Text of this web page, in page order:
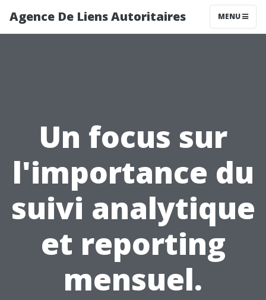
Agence De Liens Autoritaires MENU
Un focus sur
l'importance du
suivi analytique
et reporting
mensuel.